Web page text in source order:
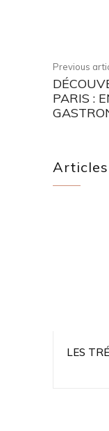
Previous
PARIS :
LES